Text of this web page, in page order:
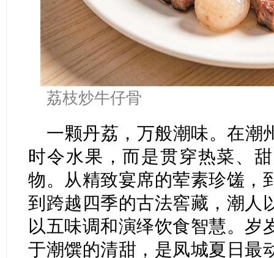
荔枝炒牛仔骨
一颗丹荔，万般潮味。在潮
时令水果，而是贯穿热菜、
物。从精致宴席的荤素珍馐，
到跨越四季的古法窖藏，潮人
以五味调和演绎饮食智慧。岁
于潮馔的清甜，是凤城夏日最